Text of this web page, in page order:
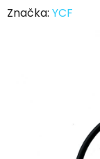
Značka: YCF